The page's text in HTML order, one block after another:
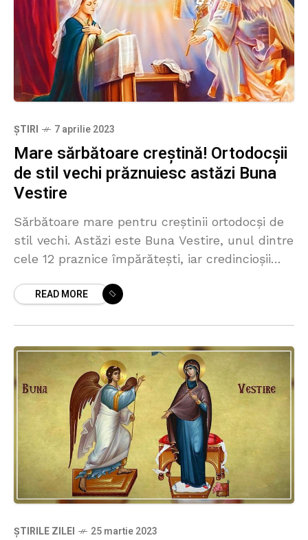
ȘTIRI 7 aprilie 2023
Mare sărbătoare creștină! Ortodocșii
de stil vechi prăznuiesc astăzi Buna
Vestire
Sărbătoare mare pentru creștinii ortodocși de
stil vechi. Astăzi este Buna Vestire, unul dintre
cele 12 praznice împărătești, iar credincioșii
în
READ MORE
ȘTIRILE ZILEI 25 martie 2023